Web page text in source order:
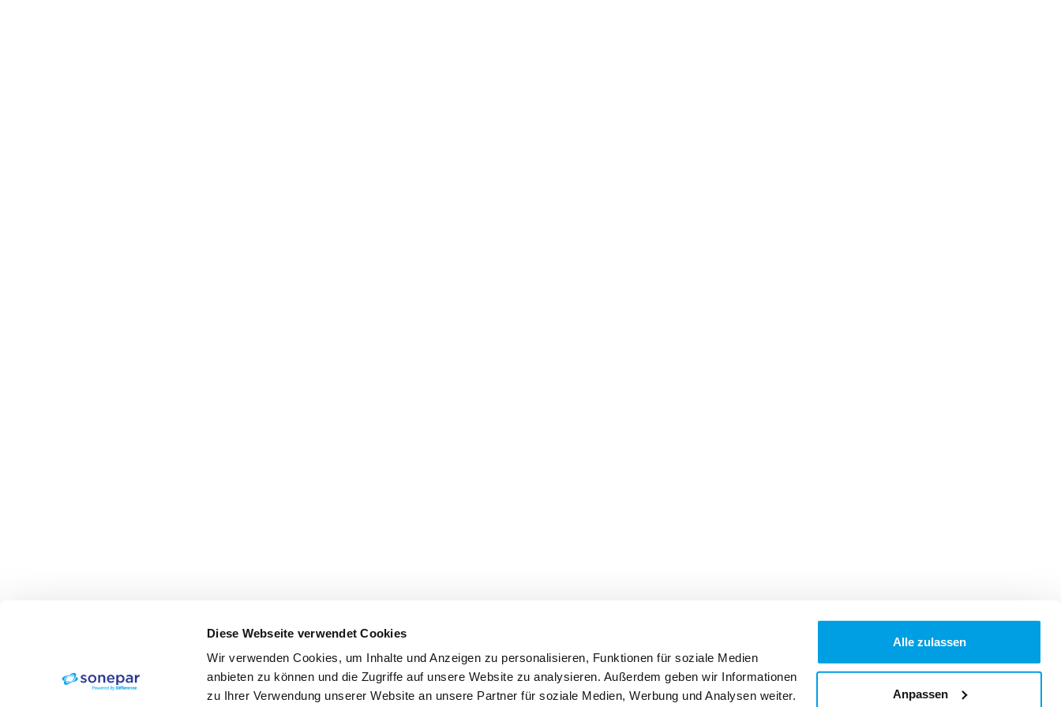
Diese Webseite verwendet Cookies
Wir verwenden Cookies, um Inhalte und Anzeigen zu personalisieren, Funktionen für soziale Medien
anbieten zu können und die Zugriffe auf unsere Website zu analysieren. Außerdem geben wir Informationen
zu Ihrer Verwendung unserer Website an unsere Partner für soziale Medien, Werbung und Analysen weiter.
Alle zulassen
Anpassen